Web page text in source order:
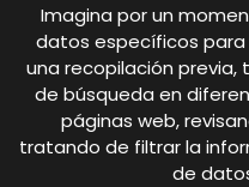
Imagina por un
datos específicos
una recopilación
de búsqueda en
páginas web,
tratando de filtrar la
de